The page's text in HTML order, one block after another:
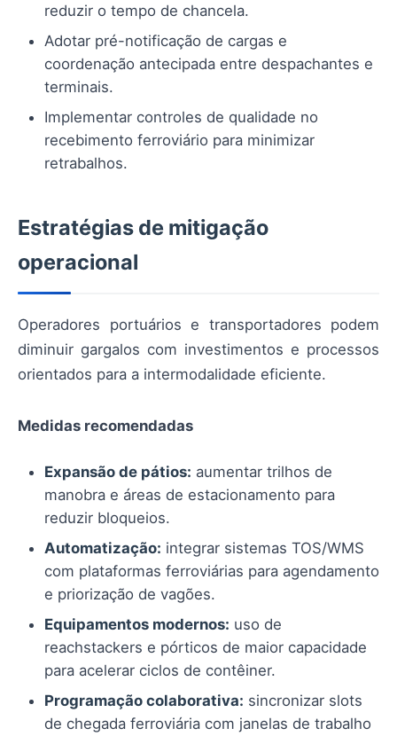
reduzir o tempo de chancela.
Adotar pré-notificação de cargas e
coordenação antecipada entre despachantes e
terminais.
Implementar controles de qualidade no
recebimento ferroviário para minimizar
retrabalhos.
Estratégias de mitigação
operacional
Operadores portuários e transportadores podem
diminuir gargalos com investimentos e processos
orientados para a intermodalidade eficiente.
Medidas recomendadas
Expansão de pátios: aumentar trilhos de
manobra e áreas de estacionamento para
reduzir bloqueios.
Automatização: integrar sistemas TOS/WMS
com plataformas ferroviárias para agendamento
e priorização de vagões.
Equipamentos modernos: uso de
reachstackers e pórticos de maior capacidade
para acelerar ciclos de contêiner.
Programação colaborativa: sincronizar slots
de chegada ferroviária com janelas de trabalho